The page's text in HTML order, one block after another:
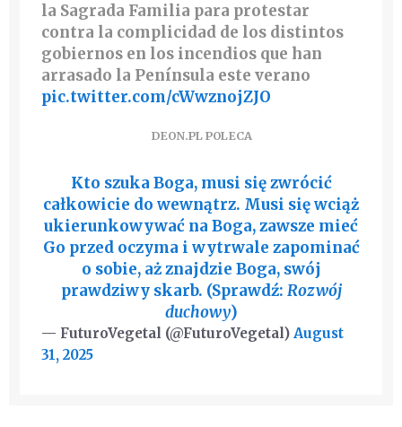
la Sagrada Familia para protestar
contra la complicidad de los distintos
gobiernos en los incendios que han
arrasado la Península este verano
pic.twitter.com/cWwznojZJO
DEON.PL POLECA
Kto szuka Boga, musi się zwrócić
całkowicie do wewnątrz. Musi się wciąż
ukierunkowywać na Boga, zawsze mieć
Go przed oczyma i wytrwale zapominać
o sobie, aż znajdzie Boga, swój
prawdziwy skarb. (Sprawdź: Rozwój
duchowy)
— FuturoVegetal (@FuturoVegetal) August
31, 2025